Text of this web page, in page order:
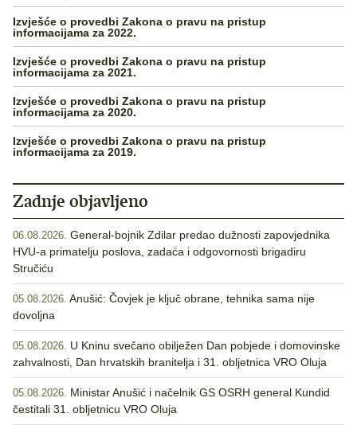
Izvješće o provedbi Zakona o pravu na pristup
informacijama za 2022.
Izvješće o provedbi Zakona o pravu na pristup
informacijama za 2021.
Izvješće o provedbi Zakona o pravu na pristup
informacijama za 2020.
Izvješće o provedbi Zakona o pravu na pristup
informacijama za 2019.
Zadnje objavljeno
06.08.2026. General-bojnik Zdilar predao dužnosti zapovjednika
HVU-a primatelju poslova, zadaća i odgovornosti brigadiru
Stručiću
05.08.2026. Anušić: Čovjek je ključ obrane, tehnika sama nije
dovoljna
05.08.2026. U Kninu svečano obilježen Dan pobjede i domovinske
zahvalnosti, Dan hrvatskih branitelja i 31. obljetnica VRO Oluja
05.08.2026. Ministar Anušić i načelnik GS OSRH general Kundid
čestitali 31. obljetnicu VRO Oluja